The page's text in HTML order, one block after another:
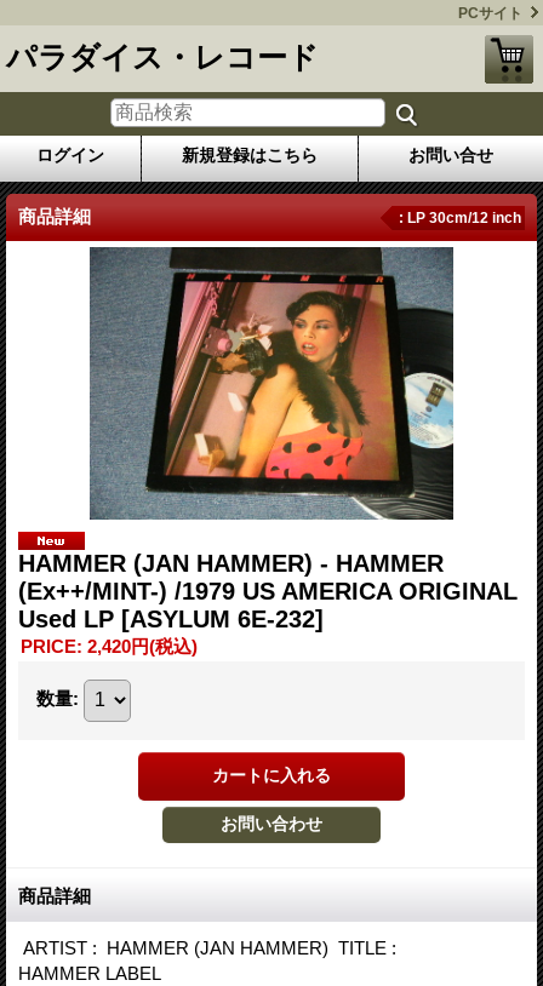
PCサイト
パラダイス・レコード
ログイン 新規登録はこちら お問い合せ
商品詳細 : LP 30cm/12 inch
HAMMER (JAN HAMMER) - HAMMER
(Ex++/MINT-) /1979 US AMERICA ORIGINAL
Used LP [ASYLUM 6E-232]
PRICE: 2,420円(税込)
数量:
商品詳細
ARTIST : HAMMER (JAN HAMMER) TITLE :
HAMMER LABEL